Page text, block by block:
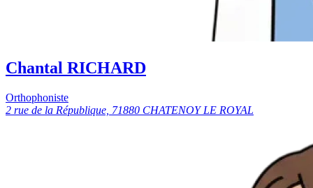
Chantal RICHARD
Orthophoniste
2 rue de la République, 71880 CHATENOY LE ROYAL